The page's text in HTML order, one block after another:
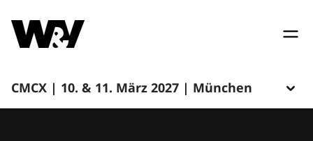
CMCX | 10. & 11. März 2027 | München